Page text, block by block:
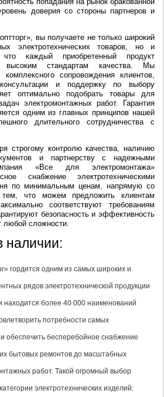
доверия со стороны партнеров и
вы получаете не только широкий
электротехнических товаров, но и
каждый приобретенный продукт
высоким стандартам качества. Мы
сопровождения клиентов,
и поддержку по выбору
оптимально подобрать товары для
электромонтажных работ. Гарантия
одним из главных принципов нашей
длительного сотрудничества с
строгому контролю качества, наличию
и партнерству с надежными
«Все для электромонтажа»
снабжение электротехническими
по минимальным ценам, напрямую со
что можем предложить клиентам
соответствуют требованиям
безопасность и эффективность
любой сложности.
наличии:
гордится одним из самых широких и
рядов электротехнической продукции
находится более 40 000 наименований
потребности самых
обеспечить бесперебойное снабжение
бытовых ремонтов до масштабных
работ. Такой огромный выбор
электротехнических изделий: